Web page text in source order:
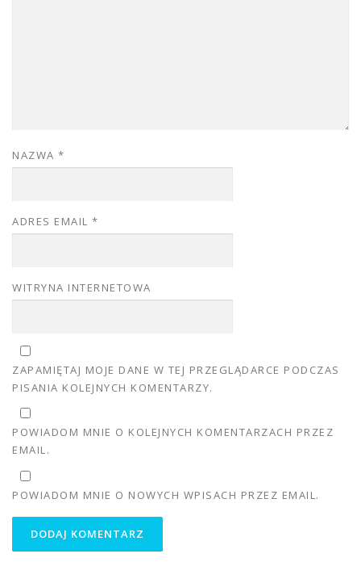
NAZWA *
ADRES EMAIL *
WITRYNA INTERNETOWA
ZAPAMIĘTAJ MOJE DANE W TEJ PRZEGLĄDARCE PODCZAS
PISANIA KOLEJNYCH KOMENTARZY.
POWIADOM MNIE O KOLEJNYCH KOMENTARZACH PRZEZ
EMAIL.
POWIADOM MNIE O NOWYCH WPISACH PRZEZ EMAIL.